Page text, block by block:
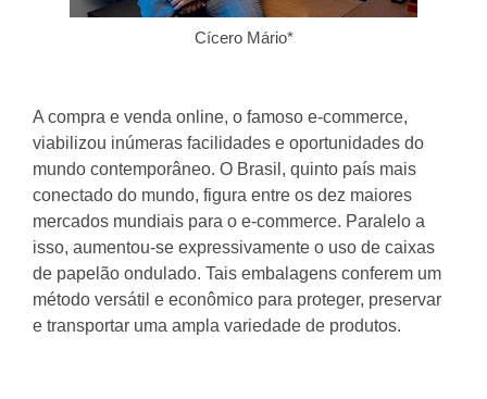
Cícero Mário*
A compra e venda online, o famoso e-commerce,
viabilizou inúmeras facilidades e oportunidades do
mundo contemporâneo. O Brasil, quinto país mais
conectado do mundo, figura entre os dez maiores
mercados mundiais para o e-commerce. Paralelo a
isso, aumentou-se expressivamente o uso de caixas
de papelão ondulado. Tais embalagens conferem um
método versátil e econômico para proteger, preservar
e transportar uma ampla variedade de produtos.